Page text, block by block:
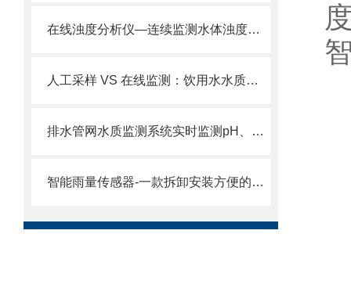
在线浊度分析仪—连续监测水体浊度的工业在线浊度仪@2024风途推送
人工采样 VS 在线监测：饮用水水质监测设备：守护居民放心水！
排水管网水质监测系统实时监测pH、COD、氨氮、浊度，异常排放秒级预警。
智能雨量传感器-一款拆卸安装方便的压电动能式雨量计